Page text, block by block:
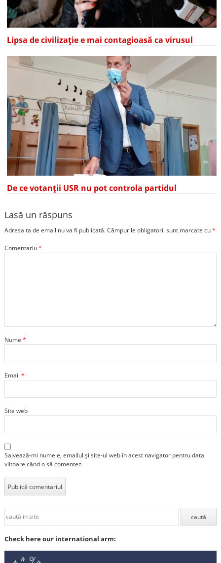
Lipsa de civilizație e mai contagioasă ca virusul
De ce votanții USR nu pot controla partidul
Lasă un răspuns
Adresa ta de email nu va fi publicată.Câmpurile obligatorii sunt marcate cu*
Comentariu*
Nume *
Email *
Site web
Salvează-mi numele, emailul și site-ul web în acest navigator pentru data
viitoare când o să comentez.
Check here our international arm: